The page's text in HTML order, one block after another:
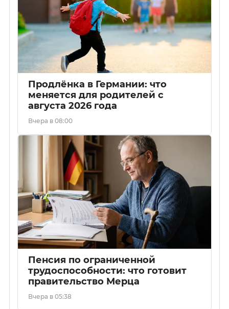
Продлёнка в Германии: что
меняется для родителей с
августа 2026 года
Вчера в 08:00
Пенсия по ограниченной
трудоспособности: что готовит
правительство Мерца
Вчера в 05:38